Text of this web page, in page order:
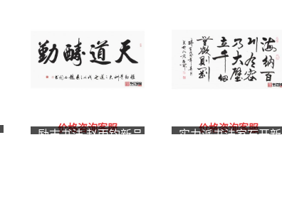
励志书法 赵丙钧新品
价格咨询客服
实力派书法家石开新
价格咨询客服